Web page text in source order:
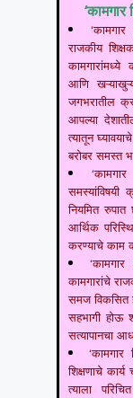
राजकीय
कामगारांमध्ये
आणि
जगभरातील
आपल्या
त्यातून
बरोबर समस्त
समस्यांविषयी
नियमित
आर्थिक
करण्याचे काम
कामगारांचे
समज विकसित
सहभागी होऊ
सत्यापानचा
शिक्षणाचे कार्य
त्याला